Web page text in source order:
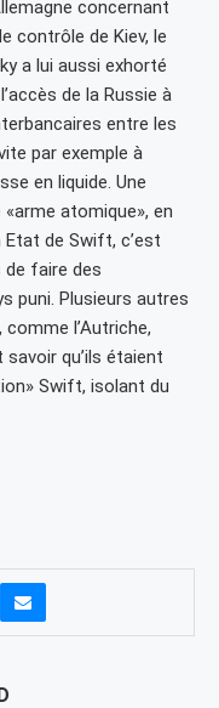
concernant
contrôle de Kiev, le
a lui aussi exhorté
de la Russie à
entre les
par exemple à
en liquide. Une
atomique», en
de Swift, c’est
de faire des
puni. Plusieurs autres
l’Autriche,
qu’ils étaient
Swift, isolant du